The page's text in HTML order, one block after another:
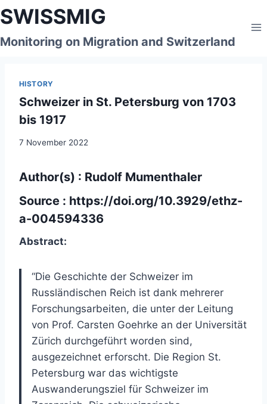
Skip
to
content
SWISSMIG
Monitoring on Migration and Switzerland
HISTORY
Schweizer in St. Petersburg von 1703
bis 1917
7 November 2022
Author(s) : Rudolf Mumenthaler
Source : https://doi.org/10.3929/ethz-
a-004594336
Abstract:
“Die Geschichte der Schweizer im
Russländischen Reich ist dank mehrerer
Forschungsarbeiten, die unter der Leitung
von Prof. Carsten Goehrke an der Universität
Zürich durchgeführt worden sind,
ausgezeichnet erforscht. Die Region St.
Petersburg war das wichtigste
Auswanderungsziel für Schweizer im